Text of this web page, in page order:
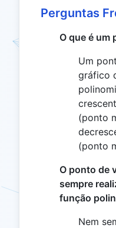
Perguntas
O que é um
Um
gráfico
(ponto
(ponto
O ponto de
sempre
função
Nem